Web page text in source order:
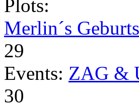
Plots:
Merlin´s
29
Events: ZAG &
30